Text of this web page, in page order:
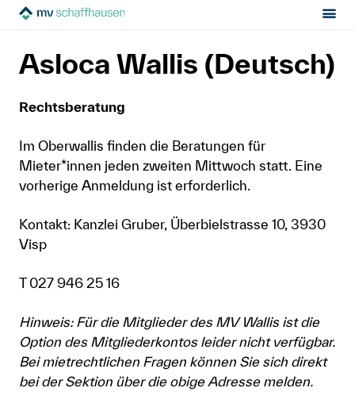
Politik & Positionen
Newsletter
Anmelden
Association Suisse des Locataires (ASLOCA)
Asloca Wallis (Deutsch)
Asloca Wallis (Deutsch)
Rechtsberatung
Im Oberwallis finden die Beratungen für
Mieter*innen jeden zweiten Mittwoch statt. Eine
vorherige Anmeldung ist erforderlich.
Kontakt: Kanzlei Gruber, Überbielstrasse 10, 3930
Visp
T 027 946 25 16
Hinweis: Für die Mitglieder des MV Wallis ist die
Option des Mitgliederkontos leider nicht verfügbar.
Bei mietrechtlichen Fragen können Sie sich direkt
bei der Sektion über die obige Adresse melden.